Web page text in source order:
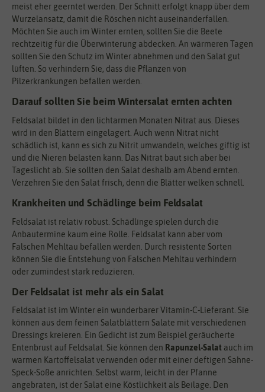
meist eher geerntet werden. Der Schnitt erfolgt knapp über dem
Wurzelansatz, damit die Röschen nicht auseinanderfallen.
Möchten Sie auch im Winter ernten, sollten Sie die Beete
rechtzeitig für die Überwinterung abdecken. An wärmeren Tagen
sollten Sie den Schutz im Winter abnehmen und den Salat gut
lüften. So verhindern Sie, dass die Pflanzen von
Pilzerkrankungen befallen werden.
Darauf sollten Sie beim Wintersalat ernten achten
Feldsalat bildet in den lichtarmen Monaten Nitrat aus. Dieses
wird in den Blättern eingelagert. Auch wenn Nitrat nicht
schädlich ist, kann es sich zu Nitrit umwandeln, welches giftig ist
und die Nieren belasten kann. Das Nitrat baut sich aber bei
Tageslicht ab. Sie sollten den Salat deshalb am Abend ernten.
Verzehren Sie den Salat frisch, denn die Blätter welken schnell.
Krankheiten und Schädlinge beim Feldsalat
Feldsalat ist relativ robust. Schädlinge spielen durch die
Anbautermine kaum eine Rolle. Feldsalat kann aber vom
Falschen Mehltau befallen werden. Durch resistente Sorten
können Sie die Entstehung von Falschen Mehltau verhindern
oder zumindest stark reduzieren.
Der Feldsalat ist mehr als ein Salat
Feldsalat ist im Winter ein wunderbarer Vitamin-C-Lieferant. Sie
können aus dem feinen Salatblättern Salate mit verschiedenen
Dressings kreieren. Ein Gedicht ist zum Beispiel geräucherte
Entenbrust auf Feldsalat. Sie können den Rapunzel-Salat auch im
warmen Kartoffelsalat verwenden oder mit einer deftigen Sahne-
Speck-Soße anrichten. Selbst warm, leicht in der Pfanne
angebraten, ist der Salat eine Köstlichkeit als Beilage. Den